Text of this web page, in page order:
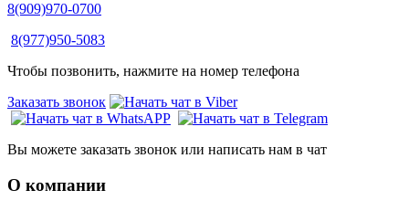
8(909)970-0700
8(977)950-5083
Чтобы позвонить, нажмите на номер телефона
Заказать звонок
Вы можете заказать звонок или написать нам в чат
О компании